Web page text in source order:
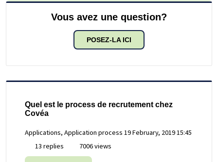
Vous avez une question?
POSEZ-LA ICI
Quel est le process de recrutement chez
Covéa
Applications, Application process 19 February, 2019 15:45
13 replies
7006 views